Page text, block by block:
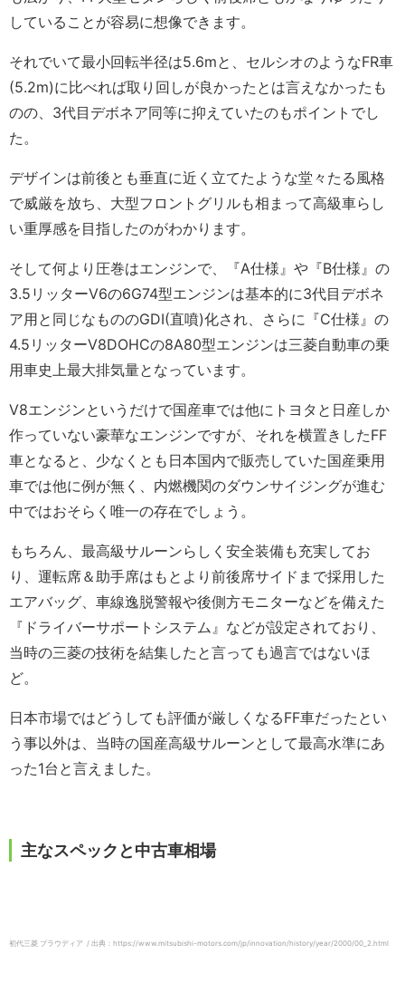
していることが容易に想像できます。
それでいて最小回転半径は5.6mと、セルシオのようなFR車
(5.2m)に比べれば取り回しが良かったとは言えなかったも
のの、3代目デボネア同等に抑えていたのもポイントでし
た。
デザインは前後とも垂直に近く立てたような堂々たる風格
で威厳を放ち、大型フロントグリルも相まって高級車らし
い重厚感を目指したのがわかります。
そして何より圧巻はエンジンで、『A仕様』や『B仕様』の
3.5リッターV6の6G74型エンジンは基本的に3代目デボネ
ア用と同じなもののGDI(直噴)化され、さらに『C仕様』の
4.5リッターV8DOHCの8A80型エンジンは三菱自動車の乗
用車史上最大排気量となっています。
V8エンジンというだけで国産車では他にトヨタと日産しか
作っていない豪華なエンジンですが、それを横置きしたFF
車となると、少なくとも日本国内で販売していた国産乗用
車では他に例が無く、内燃機関のダウンサイジングが進む
中ではおそらく唯一の存在でしょう。
もちろん、最高級サルーンらしく安全装備も充実してお
り、運転席＆助手席はもとより前後席サイドまで採用した
エアバッグ、車線逸脱警報や後側方モニターなどを備えた
『ドライバーサポートシステム』などが設定されており、
当時の三菱の技術を結集したと言っても過言ではないほ
ど。
日本市場ではどうしても評価が厳しくなるFF車だったとい
う事以外は、当時の国産高級サルーンとして最高水準にあ
った1台と言えました。
主なスペックと中古車相場
初代三菱 プラウディア / 出典：https://www.mitsubishi-motors.com/jp/innovation/history/year/2000/00_2.html